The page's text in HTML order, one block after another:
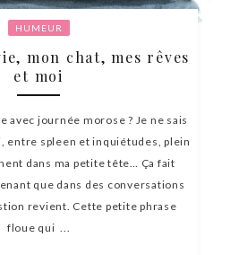
HUMEUR
mon chat, mes rêves
et moi
journée morose ? Je ne sais
entre spleen et inquiétudes, plein
dans ma petite tête… Ça fait
que dans des conversations
revient. Cette petite phrase
floue qui ...